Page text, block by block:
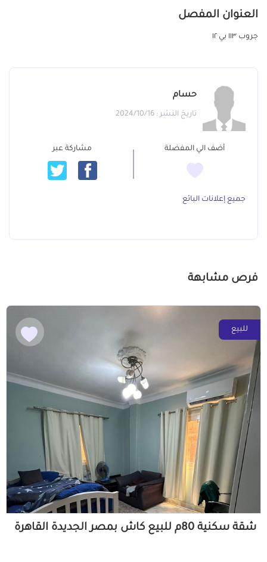
العنوان المفصل
جروب ١١٣ بي ١٢
حسام
تاريخ النشر : 2024/10/16
أضف الي المفضلة مشاركة عبر
جميع إعلانات البائع
فرص مشابهة
للبيع
شقة سكنية 80م للبيع كاش بمصر الجديدة القاهرة